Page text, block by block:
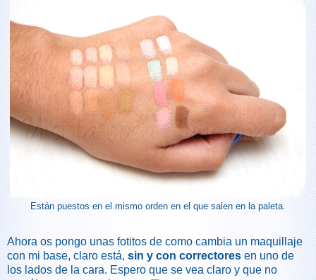
Están puestos en el mismo orden en el que salen en la paleta.
Ahora os pongo unas fotitos de como cambia un maquillaje
con mi base, claro está, sin y con correctores en uno de
los lados de la cara. Espero que se vea claro y que no